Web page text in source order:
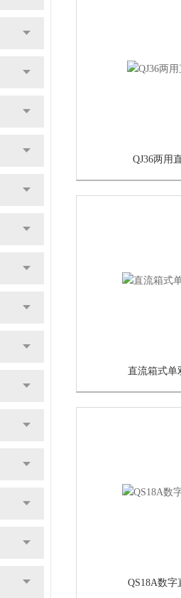
QJ36两用
直流箱式单
QS18A数字